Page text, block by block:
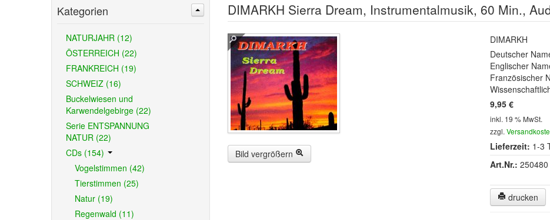
DIMARKH Sierra Dream, Instrumentalmusik, 60 Min.,
Bild vergrößern
DIMARKH
Deutscher
Englischer
Französischer
9,95 €
inkl. 19 % MwSt.
zzgl.
Lieferzeit: 1-3
Art.Nr.: 250480
drucken
Kategorien
NATURJAHR (12)
ÖSTERREICH (22)
FRANKREICH (19)
SCHWEIZ (16)
Buckelwiesen und
Karwendelgebirge (22)
Serie ENTSPANNUNG
NATUR (22)
CDs (154)
Vogelstimmen (42)
Tierstimmen (25)
Natur (19)
Regenwald (11)